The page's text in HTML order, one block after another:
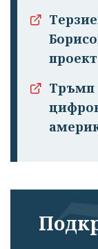
Тръмп